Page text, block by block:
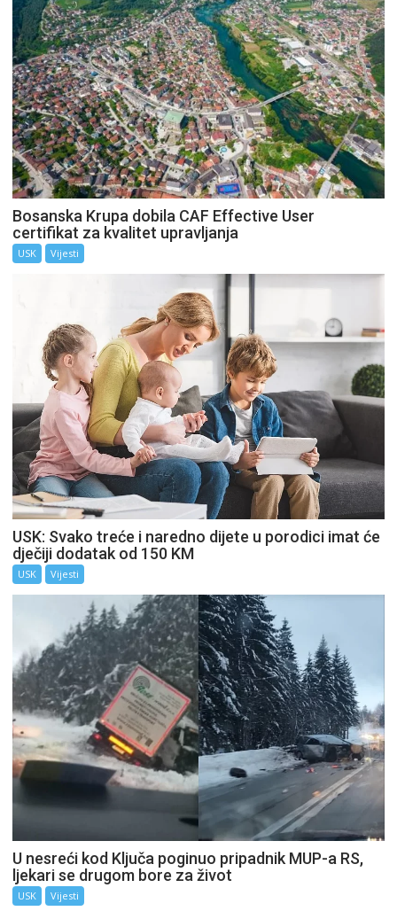
Bosanska Krupa dobila CAF Effective User
certifikat za kvalitet upravljanja
USK Vijesti
USK: Svako treće i naredno dijete u porodici imat će
dječiji dodatak od 150 KM
USK Vijesti
U nesreći kod Ključa poginuo pripadnik MUP-a RS,
ljekari se drugom bore za život
USK Vijesti